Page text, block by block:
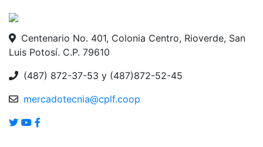
Centenario No. 401, Colonia Centro, Rioverde, San
Luis Potosí. C.P. 79610
(487) 872-37-53 y (487)872-52-45
mercadotecnia@cplf.coop